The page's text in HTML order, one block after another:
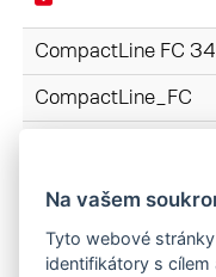
CompactLine FC
CompactLine_FC
ProfiLine FZ-FS
Na vašem
Tyto webové
identifikátory s